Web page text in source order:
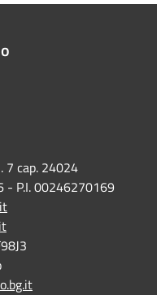
7 cap. 24024
- P.I. 00246270169